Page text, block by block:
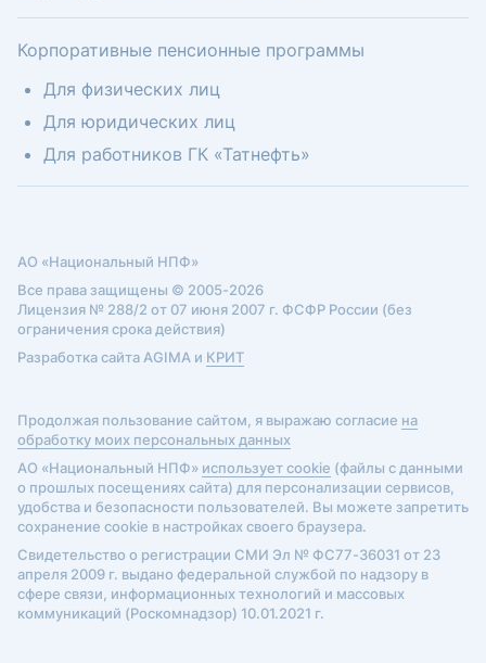
Корпоративные пенсионные программы
Для физических лиц
Для юридических лиц
Для работников ГК «Татнефть»
АО «Национальный НПФ»
Все права защищены © 2005-2026
Лицензия № 288/2 от 07 июня 2007 г. ФСФР России (без
ограничения срока действия)
Разработка сайта AGIMA и КРИТ
Продолжая пользование сайтом, я выражаю согласие на
обработку моих персональных данных
АО «Национальный НПФ» использует cookie (файлы с данными
о прошлых посещениях сайта) для персонализации сервисов,
удобства и безопасности пользователей. Вы можете запретить
сохранение cookie в настройках своего браузера.
Свидетельство о регистрации СМИ Эл № ФС77-36031 от 23
апреля 2009 г. выдано федеральной службой по надзору в
сфере связи, информационных технологий и массовых
коммуникаций (Роскомнадзор) 10.01.2021 г.